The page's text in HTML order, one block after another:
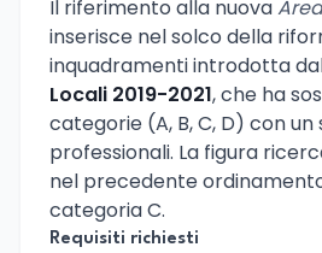
Il riferimento alla nuova
inserisce nel solco della
inquadramenti introdotta
Locali 2019-2021, che ha
categorie (A, B, C, D) con
professionali. La figura
nel precedente
categoria C.
Requisiti richiesti